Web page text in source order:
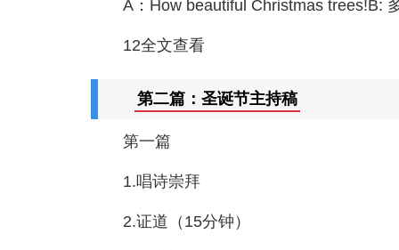
A：How beautiful Christmas trees!B:
12全文查看
第二篇：圣诞节主持稿
第一篇
1.唱诗崇拜
2.证道（15分钟）